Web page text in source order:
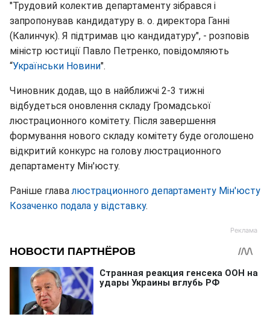
"Трудовий колектив департаменту зібрався і
запропонував кандидатуру в. о. директора Ганні
(Калинчук). Я підтримав цю кандидатуру", - розповів
міністр юстиції Павло Петренко, повідомляють
“Українськи Новини".
Чиновник додав, що в найближчі 2-3 тижні
відбудеться оновлення складу Громадської
люстрационного комітету. Після завершення
формування нового складу комітету буде оголошено
відкритий конкурс на голову люстрационного
департаменту Мін'юсту.
Раніше главалюстрационного департаменту Мін'юсту
Козаченко подала у відставку.